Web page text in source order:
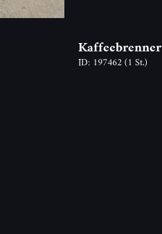
Kaffeebrenner
ID: 197462(1 St.)